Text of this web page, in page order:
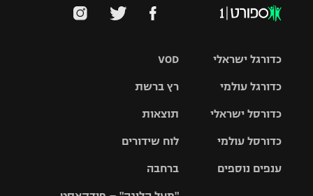
VOD
רץ ברשת
תוצאות
לוח שידורים
ברחבה
כדורגל ישראלי
גביע הטוטו
כדורגל עולמי
האלופות
ליגה
כדורסל ישראלי
סל
כדורסל עולמי
ענפים נוספים